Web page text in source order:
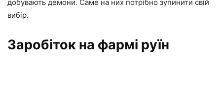
добувають демони. Саме на них потрібно зупинити свій
вибір.
Заробіток на фармі руїн